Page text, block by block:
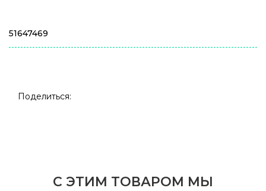
51647469
Поделиться:
С ЭТИМ ТОВАРОМ МЫ